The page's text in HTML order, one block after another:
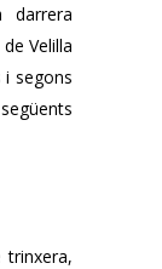
darrera
Velilla
i segons
trinxera,